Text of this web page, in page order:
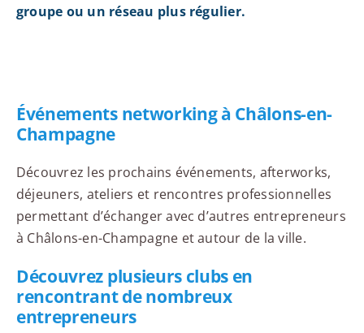
groupe ou un réseau plus régulier.
Événements networking à Châlons-en-
Champagne
Découvrez les prochains événements, afterworks,
déjeuners, ateliers et rencontres professionnelles
permettant d’échanger avec d’autres entrepreneurs
à Châlons-en-Champagne et autour de la ville.
Découvrez plusieurs clubs en
rencontrant de nombreux
entrepreneurs